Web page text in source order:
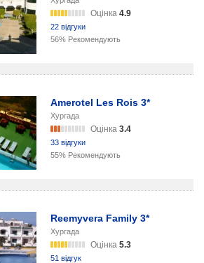
Оцінка 4.9
22 відгуки
56% Рекомендують
Amerotel Les Rois 3*
Хургада
Оцінка 3.4
33 відгуки
55% Рекомендують
Reemyvera Family 3*
Хургада
Оцінка 5.3
51 відгук